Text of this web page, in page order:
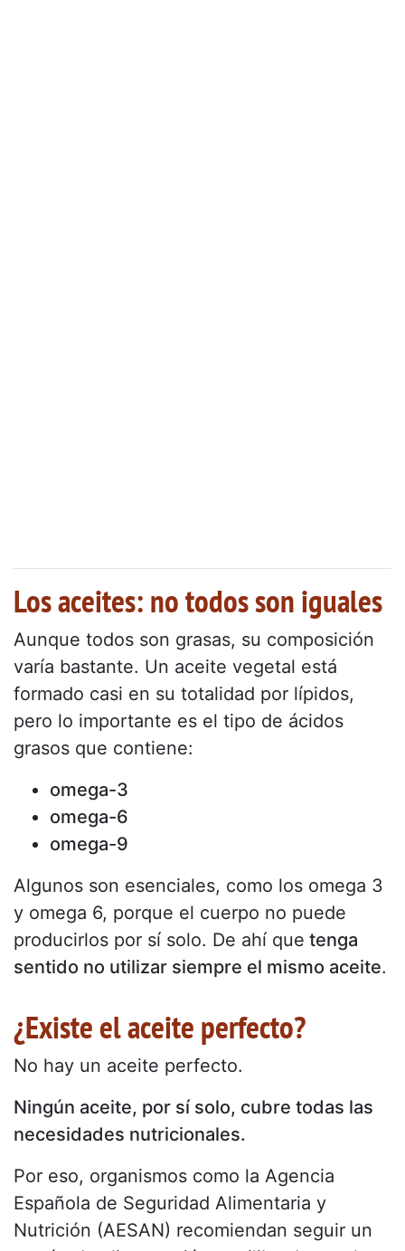
Los aceites: no todos son iguales
Aunque todos son grasas, su composición
varía bastante. Un aceite vegetal está
formado casi en su totalidad por lípidos,
pero lo importante es el tipo de ácidos
grasos que contiene:
omega-3
omega-6
omega-9
Algunos son esenciales, como los omega 3
y omega 6, porque el cuerpo no puede
producirlos por sí solo. De ahí que tenga
sentido no utilizar siempre el mismo aceite.
¿Existe el aceite perfecto?
No hay un aceite perfecto.
Ningún aceite, por sí solo, cubre todas las
necesidades nutricionales.
Por eso, organismos como la Agencia
Española de Seguridad Alimentaria y
Nutrición (AESAN) recomiendan seguir un